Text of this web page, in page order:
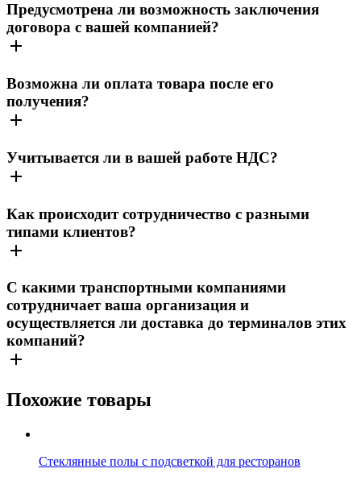
Предусмотрена ли возможность заключения
договора с вашей компанией?
Возможна ли оплата товара после его
получения?
Учитывается ли в вашей работе НДС?
Как происходит сотрудничество с разными
типами клиентов?
С какими транспортными компаниями
сотрудничает ваша организация и
осуществляется ли доставка до терминалов этих
компаний?
Похожие товары
Стеклянные полы с подсветкой для ресторанов